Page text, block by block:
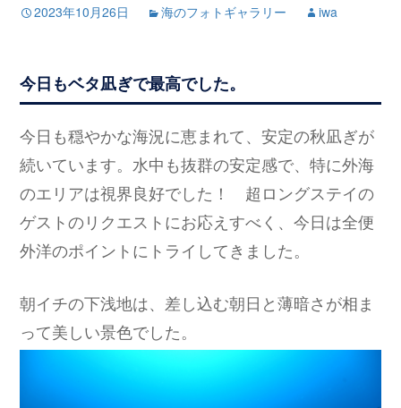
2023年10月26日 海のフォトギャラリー iwa
今日もベタ凪ぎで最高でした。
今日も穏やかな海況に恵まれて、安定の秋凪ぎが
続いています。水中も抜群の安定感で、特に外海
のエリアは視界良好でした！ 超ロングステイの
ゲストのリクエストにお応えすべく、今日は全便
外洋のポイントにトライしてきました。
朝イチの下浅地は、差し込む朝日と薄暗さが相ま
って美しい景色でした。